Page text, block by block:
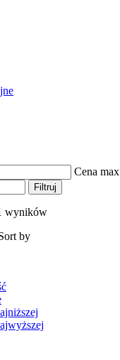
Cena max
Filtruj
wyników
by